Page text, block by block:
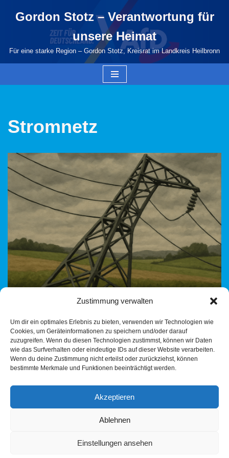
Zustimmung verwalten
Um dir ein optimales Erlebnis zu bieten, verwenden wir Technologien wie
Cookies, um Geräteinformationen zu speichern und/oder darauf
zuzugreifen. Wenn du diesen Technologien zustimmst, können wir Daten
wie das Surfverhalten oder eindeutige IDs auf dieser Website verarbeiten.
Wenn du deine Zustimmung nicht erteilst oder zurückziehst, können
bestimmte Merkmale und Funktionen beeinträchtigt werden.
Akzeptieren
Ablehnen
Einstellungen ansehen
springen
Gordon Stotz – Verantwortung für
unsere Heimat
Für eine starke Region – Gordon Stotz, Kreisrat im Landkreis Heilbronn
Stromnetz
Stimme Am 20. Mai 2025 berichtete die Heilbronner Stimme,
dass US-Unternehmen sich zunehmend aus
Deutschland…Weiterlesen »